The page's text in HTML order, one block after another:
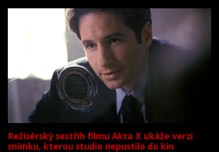
novodobých dějin.
Režisérský sestřih filmu Akta X ukáže verzi
snímku, kterou studio nepustilo do kin